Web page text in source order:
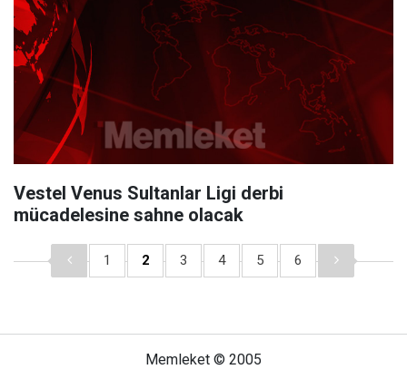
Vestel Venus Sultanlar Ligi derbi
mücadelesine sahne olacak
1 2 3 4 5 6
Memleket © 2005